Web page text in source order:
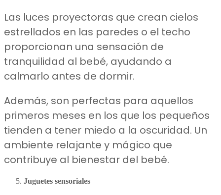
Las luces proyectoras que crean cielos
estrellados en las paredes o el techo
proporcionan una sensación de
tranquilidad al bebé, ayudando a
calmarlo antes de dormir.
Además, son perfectas para aquellos
primeros meses en los que los pequeños
tienden a tener miedo a la oscuridad. Un
ambiente relajante y mágico que
contribuye al bienestar del bebé.
Juguetes sensoriales